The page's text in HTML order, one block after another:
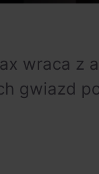
wraca z
gwiazd